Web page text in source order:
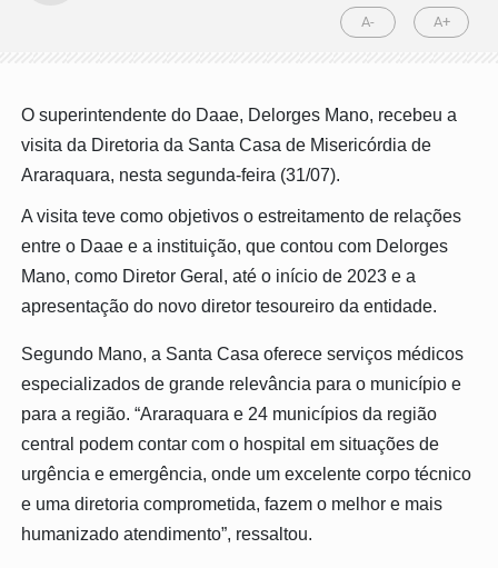
A- A+
O superintendente do Daae, Delorges Mano, recebeu a
visita da Diretoria da Santa Casa de Misericórdia de
Araraquara, nesta segunda-feira (31/07).
A visita teve como objetivos o estreitamento de relações
entre o Daae e a instituição, que contou com Delorges
Mano, como Diretor Geral, até o início de 2023 e a
apresentação do novo diretor tesoureiro da entidade.
Segundo Mano, a Santa Casa oferece serviços médicos
especializados de grande relevância para o município e
para a região. “Araraquara e 24 municípios da região
central podem contar com o hospital em situações de
urgência e emergência, onde um excelente corpo técnico
e uma diretoria comprometida, fazem o melhor e mais
humanizado atendimento”, ressaltou.